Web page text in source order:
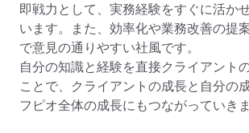
即戦力として、実務経験をすぐに活か
います。また、効率化や業務改善の提
で意見の通りやすい社風です。
自分の知識と経験を直接クライアント
ことで、クライアントの成長と自分の
フピオ全体の成長にもつながっていきま